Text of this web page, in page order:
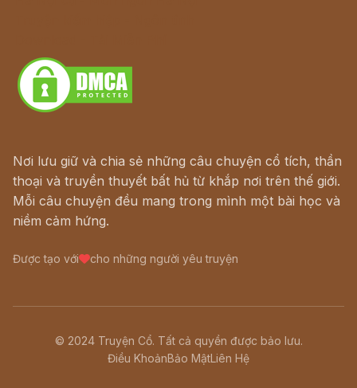
Nơi lưu giữ và chia sẻ những câu chuyện cổ tích, thần
thoại và truyền thuyết bất hủ từ khắp nơi trên thế giới.
Mỗi câu chuyện đều mang trong mình một bài học và
niềm cảm hứng.
Được tạo với cho những người yêu truyện
© 2024 Truyện Cổ. Tất cả quyền được bảo lưu.
Điều KhoảnBảo MậtLiên Hệ